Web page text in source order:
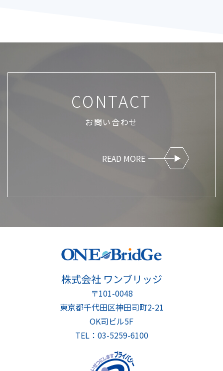
CONTACT
お問い合わせ
READ MORE
株式会社 ワンブリッジ
〒101-0048
東京都千代田区神田司町2-21
OK司ビル5F
TEL：03-5259-6100